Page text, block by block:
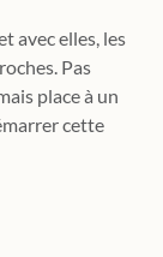
avec elles, les
Pas
place à un
cette